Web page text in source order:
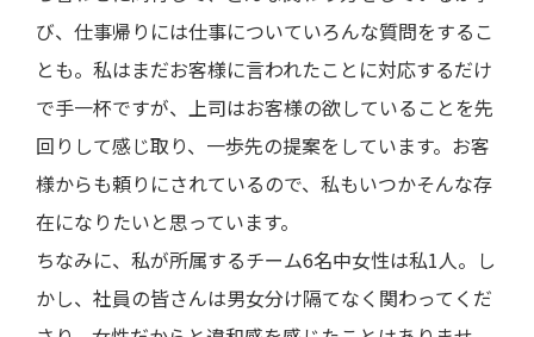
び、仕事帰りには仕事についていろんな質問をするこ
とも。私はまだお客様に言われたことに対応するだけ
で手一杯ですが、上司はお客様の欲していることを先
回りして感じ取り、一歩先の提案をしています。お客
様からも頼りにされているので、私もいつかそんな存
在になりたいと思っています。
ちなみに、私が所属するチーム6名中女性は私1人。し
かし、社員の皆さんは男女分け隔てなく関わってくだ